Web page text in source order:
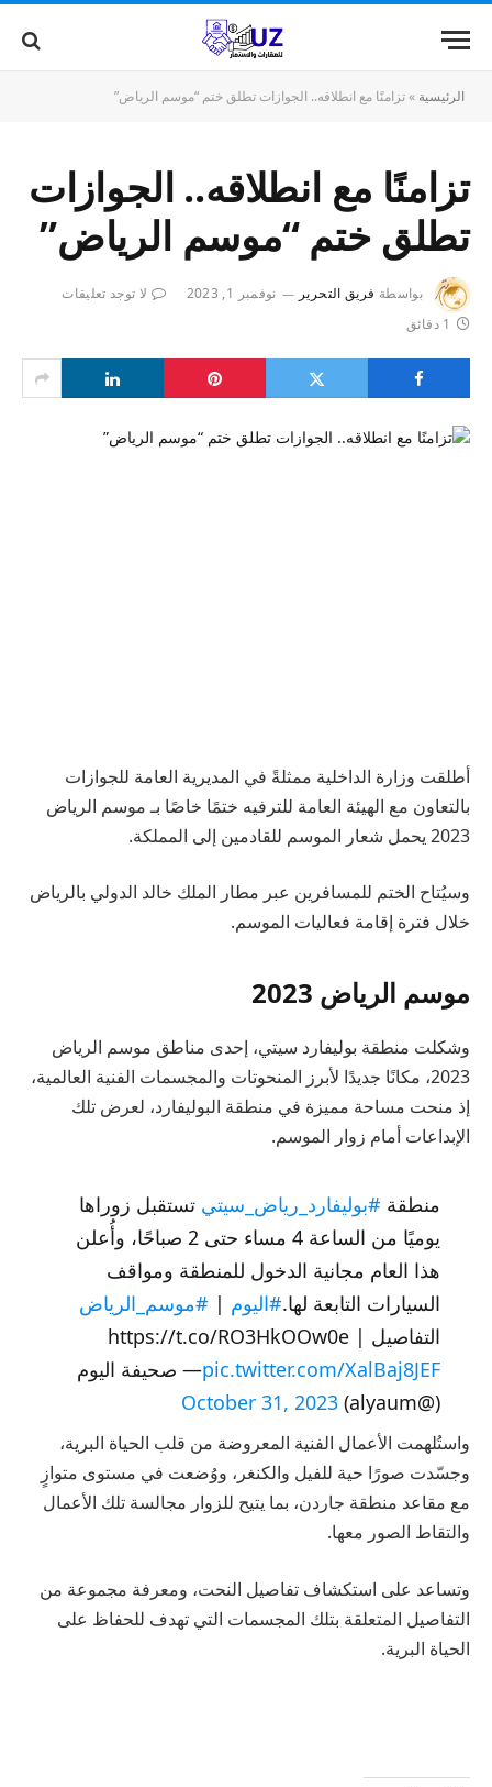
الرئيسية »تزامنًا مع انطلاقه.. الجوازات تطلق ختم “موسم الرياض”
تزامنًا مع انطلاقه.. الجوازات
تطلق ختم “موسم الرياض”
بواسطة فريق التحرير نوفمبر 1, 2023
لا توجد تعليقات
1 دقائق
أطلقت وزارة الداخلية ممثلةً في المديرية العامة للجوازات
بالتعاون مع الهيئة العامة للترفيه ختمًا خاصًا بـ موسم الرياض
2023 يحمل شعار الموسم للقادمين إلى المملكة.
وسيُتاح الختم للمسافرين عبر مطار الملك خالد الدولي بالرياض
خلال فترة إقامة فعاليات الموسم.
موسم الرياض 2023
وشكلت منطقة بوليفارد سيتي، إحدى مناطق موسم الرياض
2023، مكانًا جديدًا لأبرز المنحوتات والمجسمات الفنية العالمية،
إذ منحت مساحة مميزة في منطقة البوليفارد، لعرض تلك
الإبداعات أمام زوار الموسم.
منطقة #بوليفارد_رياض_سيتي تستقبل زوراها
يوميًا من الساعة 4 مساء حتى 2 صباحًا، وأُعلن
هذا العام مجانية الدخول للمنطقة ومواقف
السيارات التابعة لها.#اليوم | #موسم_الرياض
التفاصيل | https://t.co/RO3HkOOw0e
pic.twitter.com/XalBaj8JEF— صحيفة اليوم
(@alyaum)
October 31, 2023
واستُلهمت الأعمال الفنية المعروضة من قلب الحياة البرية،
وجسّدت صورًا حية للفيل والكنغر، ووُضعت في مستوى متوازٍ
مع مقاعد منطقة جاردن، بما يتيح للزوار مجالسة تلك الأعمال
والتقاط الصور معها.
وتساعد على استكشاف تفاصيل النحت، ومعرفة مجموعة من
التفاصيل المتعلقة بتلك المجسمات التي تهدف للحفاظ على
الحياة البرية.